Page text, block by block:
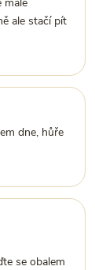
ale stačí pít
dne, hůře
se obalem